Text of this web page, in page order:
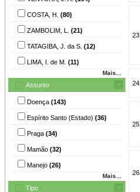
COSTA, H. (80)
ZAMBOLIM, L. (21)
TATAGIBA, J. da S. (12)
LIMA, I. de M. (11)
Mais...
Assunto
Doença (143)
Espírito Santo (Estado) (36)
Praga (34)
Mamão (32)
Manejo (26)
Mais...
Tipo
23.
24.
25.
26.